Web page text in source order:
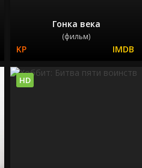
Гонка века
(фильм)
HD